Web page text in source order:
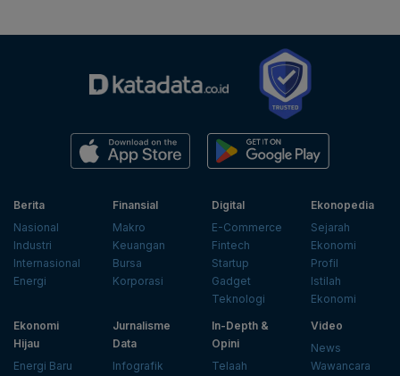
Berita
Nasional
Industri
Internasional
Energi
Finansial
Makro
Keuangan
Bursa
Korporasi
Digital
E-Commerce
Fintech
Startup
Gadget
Teknologi
Ekonopedia
Sejarah
Ekonomi
Profil
Istilah
Ekonomi
Ekonomi
Hijau
Energi Baru
Jurnalisme
Data
Infografik
In-Depth &
Opini
Telaah
Video
News
Wawancara